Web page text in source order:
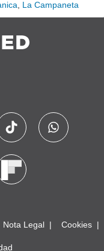
La Campaneta
Nota Legal Cookies